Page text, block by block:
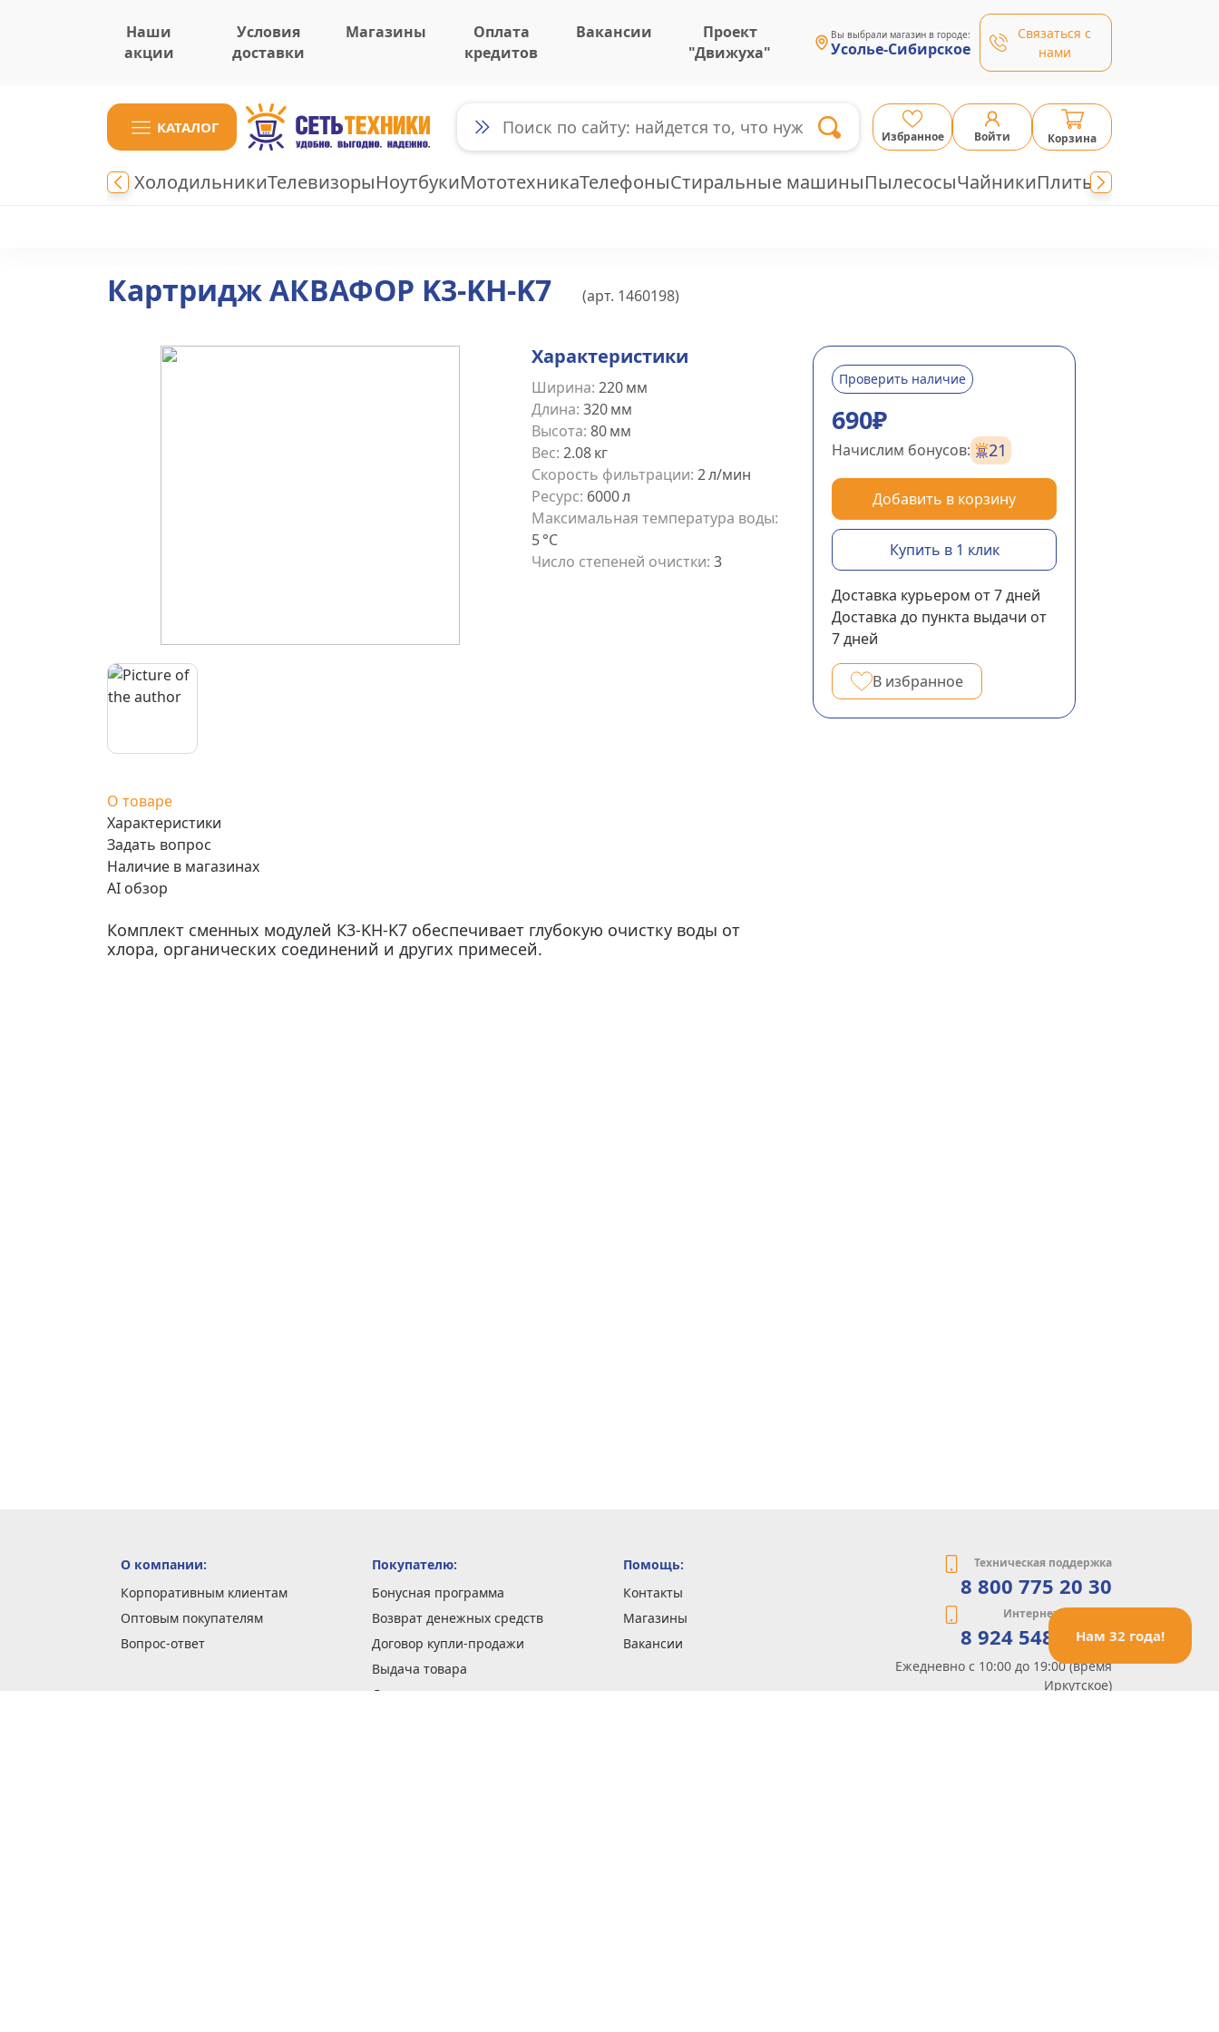
Наши
акции
Условия
доставки
Магазины
Оплата
кредитов
Вакансии
Проект
"Движуха"
Вы выбрали магазин в городе:
Усолье-Сибирское
Связаться с
нами
КАТАЛОГ
Избранное Войти Корзина
ХолодильникиТелевизорыНоутбукиМототехникаТелефоныСтиральные машиныПылесосыЧайникиПлиты
Нам 32 года!
Картридж АКВАФОР K3-KH-K7 (арт. 1460198)
690₽
Проверить наличие
Начислим бонусов: 21
Добавить в корзину
Купить в 1 клик
Доставка курьером от 7дней
Доставка до пункта выдачи от
7дней
В избранное
Характеристики
Ширина: 220мм
Длина: 320мм
Высота: 80мм
Вес: 2.08кг
Скорость фильтрации: 2л/мин
Ресурс: 6000л
Максимальная температура воды:
5°С
Число степеней очистки: 3
О товаре
Характеристики
Задать вопрос
Наличие в магазинах
AI обзор
Комплект сменных модулей К3-KН-K7 обеспечивает глубокую очистку воды от
хлора, органических соединений и других примесей.
О компании:
Корпоративным клиентам
Оптовым покупателям
Вопрос-ответ
Покупателю:
Бонусная программа
Возврат денежных средств
Договор купли-продажи
Выдача товара
Доставка заказов
Помощь:
Контакты
Магазины
Вакансии
Техническая поддержка
8 800 775 20 30
Интернет-магазин
8 924 548 85 07
Ежедневно с 10:00 до 19:00 (время
Иркутское)